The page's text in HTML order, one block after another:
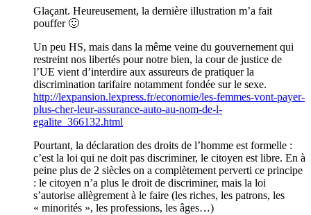
Glaçant. Heureusement, la dernière illustration m’a fait
pouffer 🙂
Un peu HS, mais dans la même veine du gouvernement qui
restreint nos libertés pour notre bien, la cour de justice de
l’UE vient d’interdire aux assureurs de pratiquer la
discrimination tarifaire notamment fondée sur le sexe.
http://lexpansion.lexpress.fr/economie/les-femmes-vont-payer-
plus-cher-leur-assurance-auto-au-nom-de-l-
egalite_366132.html
Pourtant, la déclaration des droits de l’homme est formelle :
c’est la loi qui ne doit pas discriminer, le citoyen est libre. En à
peine plus de 2 siècles on a complètement perverti ce principe
: le citoyen n’a plus le droit de discriminer, mais la loi
s’autorise allègrement à le faire (les riches, les patrons, les
« minorités », les professions, les âges…)